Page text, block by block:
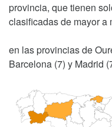
provincia, que tienen
clasificadas de mayor a
en las provincias de
Barcelona (7) y Madrid